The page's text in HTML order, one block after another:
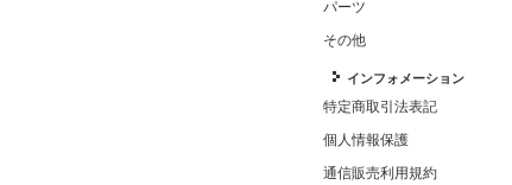
パーツ
その他
インフォメーション
特定商取引法表記
個人情報保護
通信販売利用規約